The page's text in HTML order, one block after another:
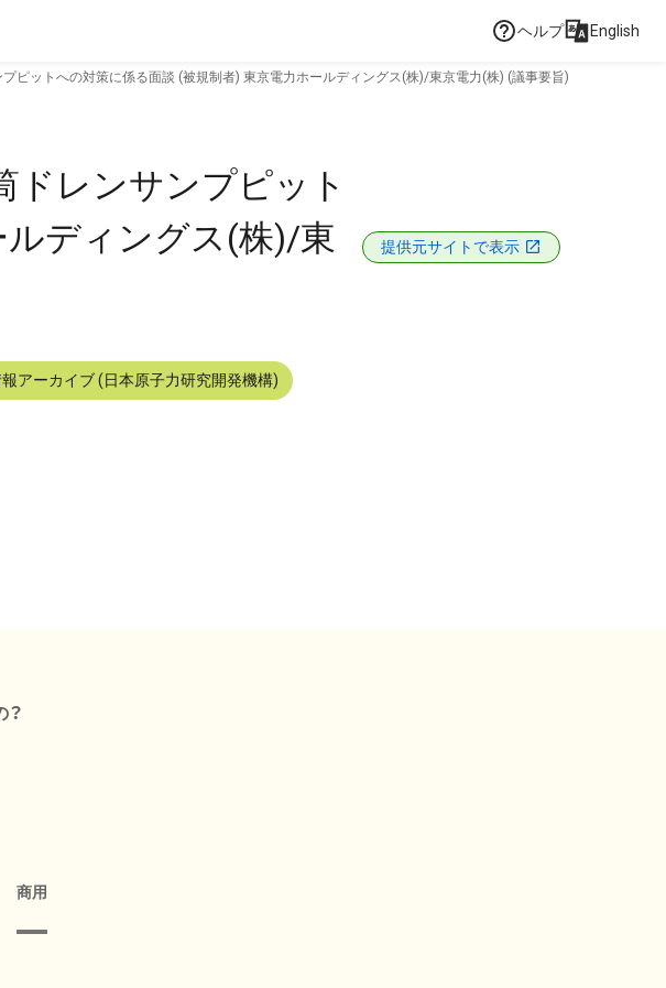
ヘルプ English
ピットへの対策に係る面談 (被規制者) 東京電力ホールディングス(株)/東京電力(株) (議事要旨)
ドレンサンプピット
ディングス(株)/東
提供元サイトで表示
アーカイブ (日本原子力研究開発機構)
？
商用